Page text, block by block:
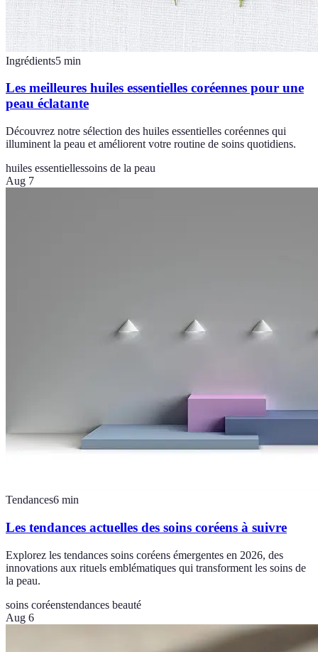
Ingrédients5 min
Les meilleures huiles essentielles coréennes pour une
peau éclatante
Découvrez notre sélection des huiles essentielles coréennes qui
illuminent la peau et améliorent votre routine de soins quotidiens.
huiles essentiellessoins de la peau
Aug 7
Tendances6 min
Les tendances actuelles des soins coréens à suivre
Explorez les tendances soins coréens émergentes en 2026, des
innovations aux rituels emblématiques qui transforment les soins de
la peau.
soins coréenstendances beauté
Aug 6